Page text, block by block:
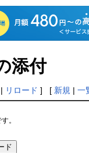
添付
| リロード ] [ 新規 | 一
。